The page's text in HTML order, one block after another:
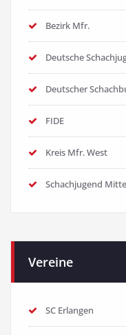
Bezirk Mfr.
Deutsche
Deutscher
FIDE
Kreis Mfr. West
Schachjugend
Vereine
SC Erlangen